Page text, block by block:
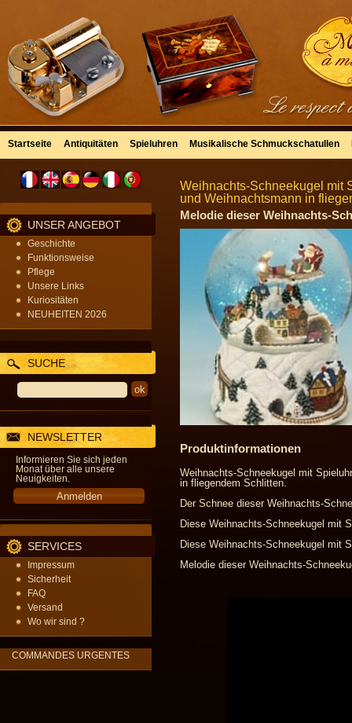
Startseite Antiquitäten Spieluhren Musikalische Schmuckschatullen
UNSER ANGEBOT
Geschichte
Funktionsweise
Pflege
Unsere Links
Kuriositäten
NEUHEITEN 2026
SUCHE
NEWSLETTER
Informieren Sie sich jeden
Monat über alle unsere
Neuigkeiten.
SERVICES
Impressum
Sicherheit
FAQ
Versand
Wo wir sind ?
COMMANDES URGENTES
Weihnachts-Schneekugel mit
und Weihnachtsmann in
Melodie dieser Weihnachts-
Produktinformationen
Weihnachts-Schneekugel mit
in fliegendem Schlitten.
Der Schnee dieser Weihnachts-
Diese Weihnachts-Schneekugel mit
Diese Weihnachts-Schneekugel mit
Melodie dieser Weihnachts-